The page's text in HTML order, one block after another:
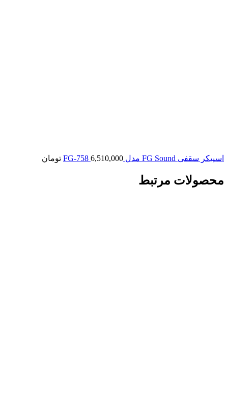
اسپیکر سقفی FG Sound مدل FG-758 6,510,000 تومان
محصولات مرتبط